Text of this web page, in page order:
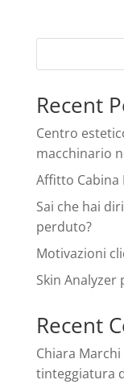
Recent
Centro
macchinario
Affitto Cabina
Sai che hai
perduto?
Motivazioni
Skin Analyzer
Recent
Chiara Marchi
tinteggiatura